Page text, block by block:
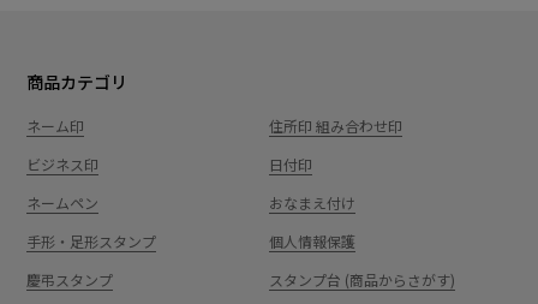
商品カテゴリ
ネーム印
住所印 組み合わせ印
ビジネス印
日付印
ネームペン
おなまえ付け
手形・足形スタンプ
個人情報保護
慶弔スタンプ
スタンプ台 (商品からさがす)